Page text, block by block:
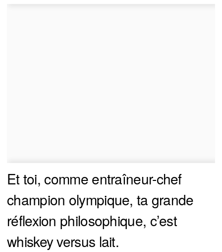
Et toi, comme entraîneur-chef
champion olympique, ta grande
réflexion philosophique, c’est
whiskey versus lait.